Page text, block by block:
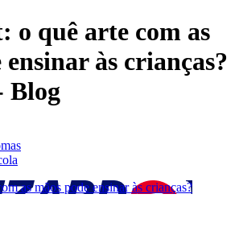
o quê arte com as
ensinar às crianças?
Blog
as mãos pode ensinar às crianças?